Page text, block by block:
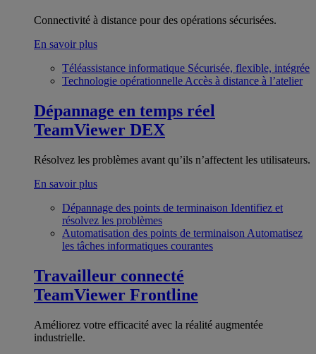
Connectivité à distance pour des opérations sécurisées.
En savoir plus
Téléassistance informatique Sécurisée, flexible, intégrée
Technologie opérationnelle Accès à distance à l’atelier
Dépannage en temps réel
TeamViewer DEX
Résolvez les problèmes avant qu’ils n’affectent les utilisateurs.
En savoir plus
Dépannage des points de terminaison Identifiez et
résolvez les problèmes
Automatisation des points de terminaison Automatisez
les tâches informatiques courantes
Travailleur connecté
TeamViewer Frontline
Améliorez votre efficacité avec la réalité augmentée
industrielle.